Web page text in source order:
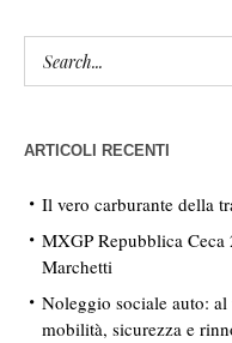
ARTICOLI RECENTI
Il vero carburante della
MXGP Repubblica
Marchetti
Noleggio sociale auto:
mobilità, sicurezza e